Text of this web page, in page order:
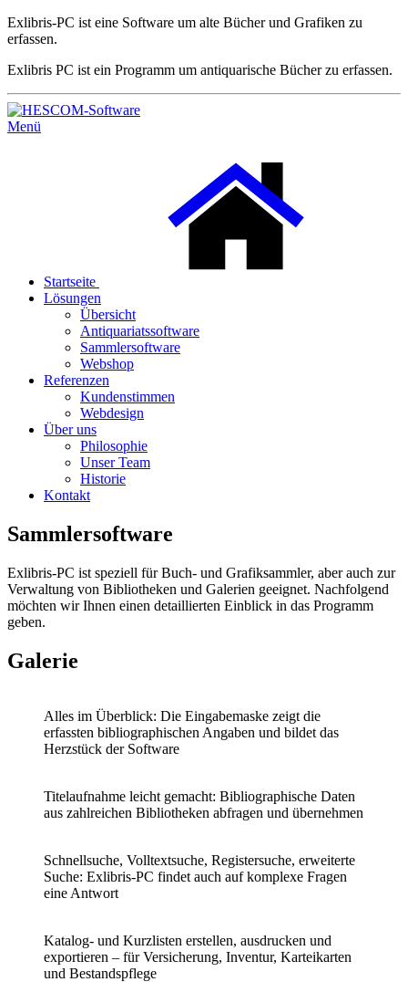
Exlibris-PC ist eine Software um alte Bücher und Grafiken zu
erfassen.
Exlibris PC ist ein Programm um antiquarische Bücher zu erfassen.
Menü
Startseite
Lösungen
Übersicht
Antiquariatssoftware
Sammlersoftware
Webshop
Referenzen
Kundenstimmen
Webdesign
Über uns
Philosophie
Unser Team
Historie
Kontakt
Sammler­software
Exlibris-PC ist speziell für Buch- und Grafiksammler, aber auch zur
Verwaltung von Bibliotheken und Galerien geeignet. Nachfolgend
möchten wir Ihnen einen detaillierten Einblick in das Programm
geben.
Galerie
Alles im Überblick: Die Eingabemaske zeigt die
erfassten bibliographischen Angaben und bildet das
Herzstück der Software
Titelaufnahme leicht gemacht: Bibliographische Daten
aus zahlreichen Bibliotheken abfragen und übernehmen
Schnellsuche, Volltextsuche, Registersuche, erweiterte
Suche: Exlibris-PC findet auch auf komplexe Fragen
eine Antwort
Katalog- und Kurzlisten erstellen, ausdrucken und
exportieren – für Versicherung, Inventur, Karteikarten
und Bestandspflege